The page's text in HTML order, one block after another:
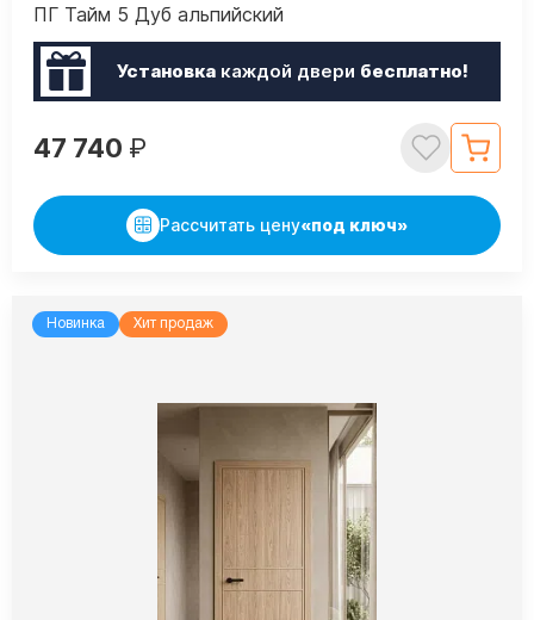
ПГ Тайм 5 Дуб альпийский
Установкакаждой двери бесплатно!
47 740 ₽
Рассчитать цену«под ключ»
Новинка Хит продаж